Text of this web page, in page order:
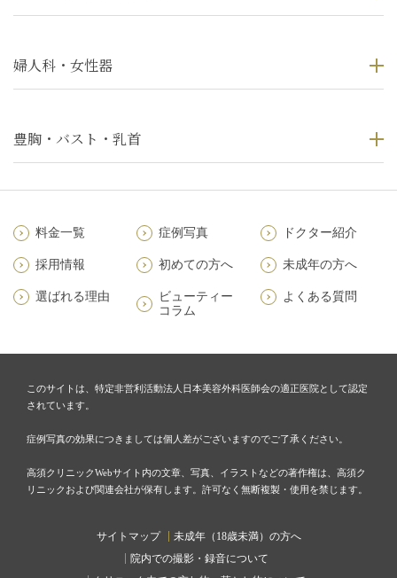
婦人科・女性器
豊胸・バスト・乳首
料金一覧 症例写真 ドクター紹介
採用情報 初めての方へ 未成年の方へ
選ばれる理由
ビューティー
コラム
よくある質問
このサイトは、特定非営利活動法人日本美容外科医師会の適正医院として認定
されています。
症例写真の効果につきましては個人差がございますのでご了承ください。
高須クリニックWebサイト内の文章、写真、イラストなどの著作権は、高須ク
リニックおよび関連会社が保有します。許可なく無断複製・使用を禁じます。
サイトマップ
未成年（18歳未満）の方へ
院内での撮影・録音について